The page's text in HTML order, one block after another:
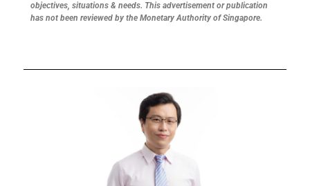
objectives, situations & needs. This advertisement or publication
has not been reviewed by the Monetary Authority of Singapore.